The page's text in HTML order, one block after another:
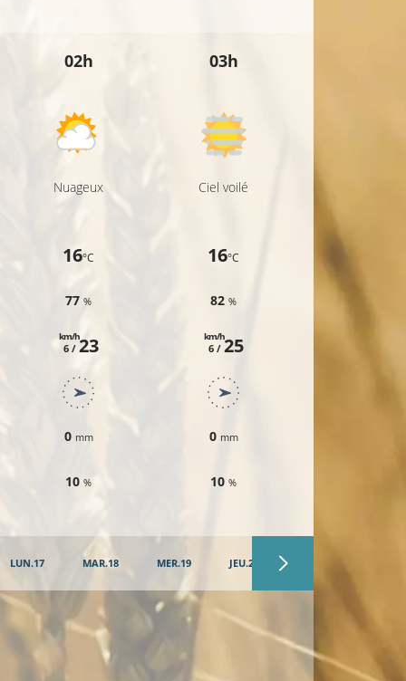
02h
Nuageux
16°C
77%
6 /
km/h23
0 mm
10%
03h
Ciel voilé
16°C
82%
6 /
km/h25
0 mm
10%
LUN.17 MAR.18 MER.19 JEU.20